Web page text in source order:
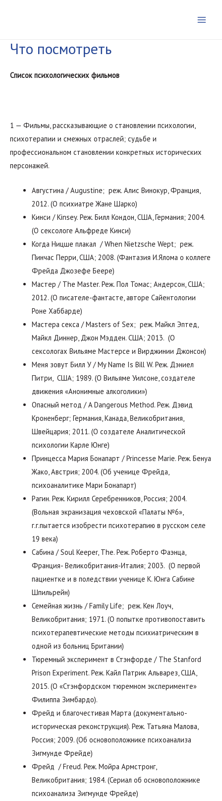
Что посмотреть
Список психологических фильмов
1 — Фильмы, рассказывающие о становлении психологии,
психотерапии и смежных отраслей; судьбе и
профессиональном становлении конкретных исторических
персонажей.
Августина / Augustine; реж. Алис Винокур, Франция,
2012. (О психиатре Жане Шарко)
Кинси / Kinsey. Реж. Билл Кондон, США, Германия; 2004.
(О сексологе Альфреде Кинси)
Когда Ницше плакал / When Nietzsche Wept; реж.
Пинчас Перри, США; 2008. (Фантазия И.Ялома о коллеге
Фрейда Джозефе Беере)
Мастер / The Master. Реж. Пол Томас; Андерсон, США;
2012. (О писателе-фантасте, авторе Сайентологии
Роне Хаббарде)
Мастера секса / Masters of Sex; реж. Майкл Эптед,
Майкл Диннер, Джон Мэдден. США; 2013. (О
сексологах Вильяме Мастерсе и Вирджинии Джонсон)
Меня зовут Билл У / My Name Is Bill W. Реж. Дэниел
Питри, США; 1989. (О Вильяме Уилсоне, создателе
движения «Анонимные алкоголики»)
Опасный метод / A Dangerous Method. Реж. Дэвид
Кроненберг; Германия, Канада, Великобритания,
Швейцария; 2011. (О создателе Аналитической
психологии Карле Юнге)
Принцесса Мария Бонапарт / Princesse Marie. Реж. Бенуа
Жако, Австрия; 2004. (Об ученице Фрейда,
психоаналитике Мари Бонапарт)
Рагин. Реж. Кирилл Серебренников, Россия; 2004.
(Вольная экранизация чеховской «Палаты №6»,
г.г.пытается изобрести психотерапию в русском селе
19 века)
Сабина / Soul Keeper, The. Реж. Роберто Фаэнца,
Франция- Великобритания-Италия; 2003. (О первой
пациентке и в поледствии ученице К. Юнга Сабине
Шпильрейн)
Семейная жизнь / Family Life; реж. Кен Лоуч,
Великобритания; 1971. (О попытке противопоставить
психотерапевтические методы психиатрическим в
одной из больниц Британии)
Тюремный эксперимент в Стэнфорде / The Stanford
Prison Experiment. Реж. Кайл Патрик Альварез, США,
2015. (О «Стэнфордском тюремном эксперименте»
Филиппа Зимбардо).
Фрейд и благочестивая Марта (документально-
историческая реконструкция). Реж. Татьяна Малова,
Россия; 2009. (Об основоположнике психоанализа
Зигмунде Фрейде)
Фрейд / Freud. Реж. Мойра Армстронг,
Великобритания; 1984. (Сериал об основоположнике
психоанализа Зигмунде Фрейде)